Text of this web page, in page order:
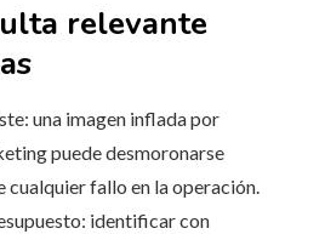
relevante
una imagen inflada por
puede desmoronarse
cualquier fallo en la operación.
identificar con